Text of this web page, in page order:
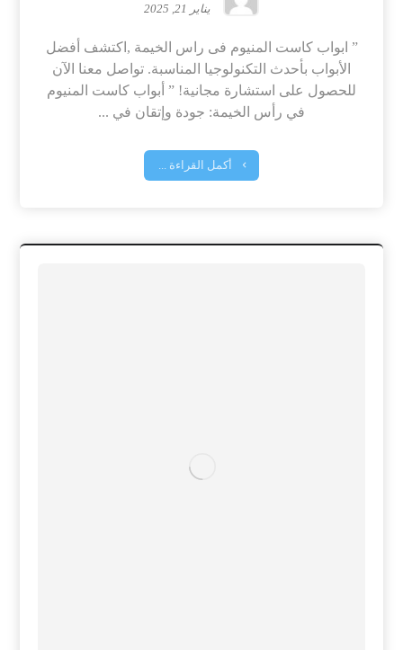
يناير 21, 2025
” ابواب كاست المنيوم فى راس الخيمة ,اكتشف أفضل
الأبواب بأحدث التكنولوجيا المناسبة. تواصل معنا الآن
للحصول على استشارة مجانية! ” أبواب كاست المنيوم
في رأس الخيمة: جودة وإتقان في ...
أكمل القراءة ...